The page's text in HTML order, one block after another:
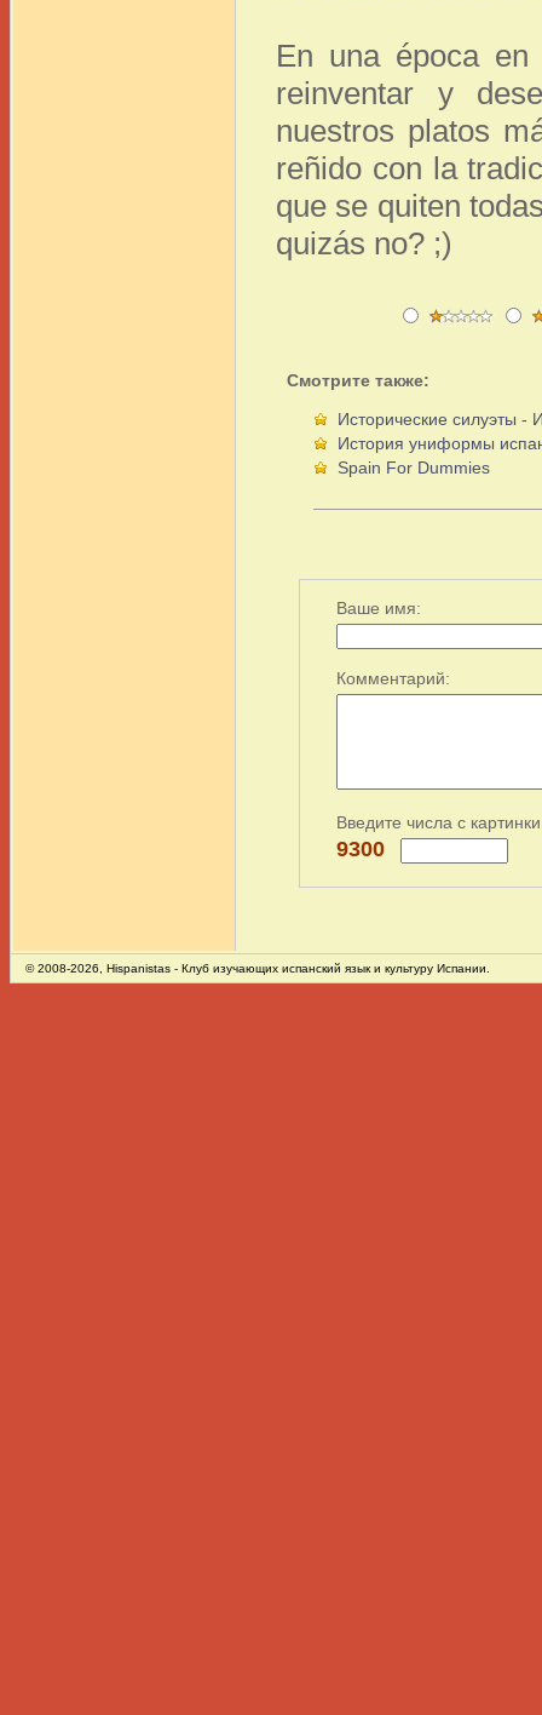
En una época
reinventar y
nuestros platos
reñido con la
que se quiten
quizás no? ;)
Смотрите также:
Исторические силуэты -
История униформы
Spain For Dummies
Ваше имя:
Комментарий:
Введите числа с
9300
© 2008-2026, Hispanistas - Клуб изучающих испанский язык и культуру Испании.